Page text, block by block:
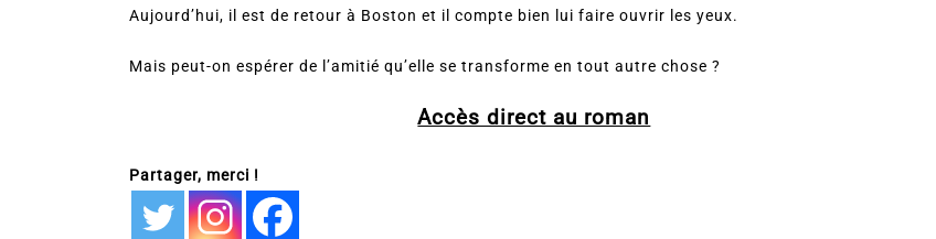
Aujourd’hui, il est de retour à Boston et il compte bien lui faire ouvrir les yeux.
Mais peut-on espérer de l’amitié qu’elle se transforme en tout autre chose ?
Accès direct au roman
Partager, merci !